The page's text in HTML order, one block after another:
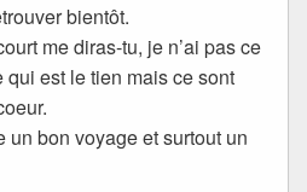
bientôt.
me diras-tu, je n’ai pas ce
qui est le tien mais ce sont
un bon voyage et surtout un